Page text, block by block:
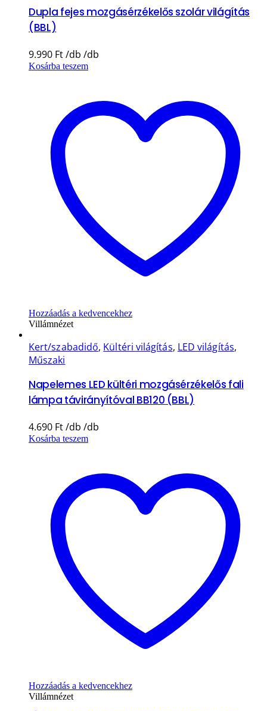
Dupla fejes mozgásérzékelős szolár világítás
(BBL)
9.990 Ft
Kosárba teszem
Hozzáadás a kedvencekhez
Villámnézet
Kert/szabadidő, Kültéri világítás, LED világítás,
Műszaki
Napelemes LED kültéri mozgásérzékelős fali
lámpa távirányítóval BB120 (BBL)
4.690 Ft
Kosárba teszem
Hozzáadás a kedvencekhez
Villámnézet